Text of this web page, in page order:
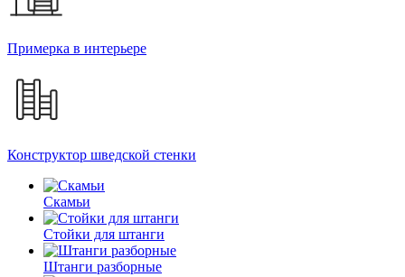
Примерка в интерьере
Конструктор шведской стенки
Скамьи
Стойки для штанги
Штанги разборные